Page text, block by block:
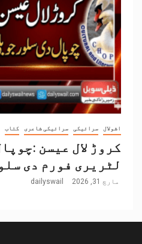
اشولال سرائیکی سرائیکی شاعری کتاب
کروڑ لال عیسن
لٹریری فورم دی
مارچ 31, 2026 dailyswail